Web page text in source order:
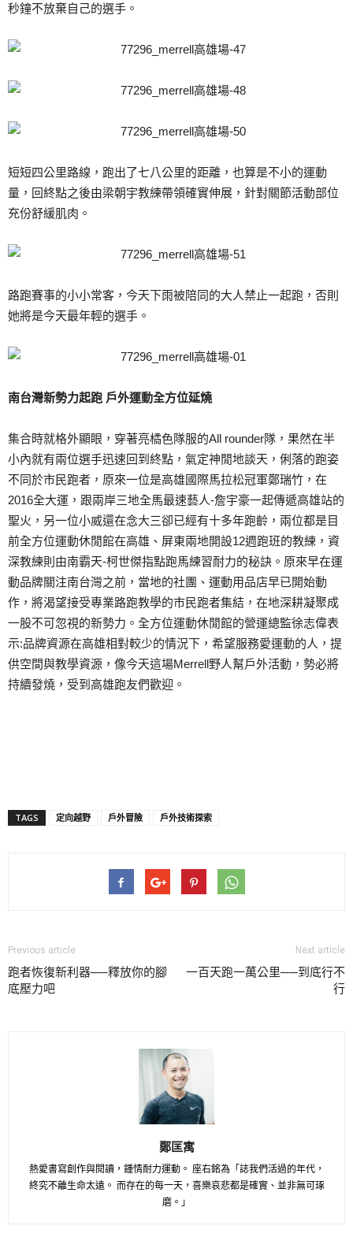
秒鐘不放棄自己的選手。
短短四公里路線，跑出了七八公里的距離，也算是不小的運動
量，回終點之後由梁朝宇教練帶領確實伸展，針對關節活動部位
充份舒緩肌肉。
路跑賽事的小小常客，今天下雨被陪同的大人禁止一起跑，否則
她將是今天最年輕的選手。
南台灣新勢力起跑 戶外運動全方位延燒
集合時就格外顯眼，穿著亮橘色隊服的All rounder隊，果然在半
小內就有兩位選手迅速回到終點，氣定神閒地談天，俐落的跑姿
不同於市民跑者，原來一位是高雄國際馬拉松冠軍鄭瑞竹，在
2016全大運，跟兩岸三地全馬最速藝人-詹宇豪一起傳遞高雄站的
聖火，另一位小威還在念大三卻已經有十多年跑齡，兩位都是目
前全方位運動休閒館在高雄、屏東兩地開設12週跑班的教練，資
深教練則由南霸天-柯世傑指點跑馬練習耐力的秘訣。原來早在運
動品牌關注南台灣之前，當地的社團、運動用品店早已開始動
作，將渴望接受專業路跑教學的市民跑者集結，在地深耕凝聚成
一股不可忽視的新勢力。全方位運動休閒館的營運總監徐志偉表
示:品牌資源在高雄相對較少的情況下，希望服務愛運動的人，提
供空間與教學資源，像今天這場Merrell野人幫戶外活動，勢必將
持續發燒，受到高雄跑友們歡迎。
TAGS 定向越野 戶外冒險 戶外技術探索
Previous article
跑者恢復新利器──釋放你的腳
底壓力吧
Next article
一百天跑一萬公里──到底行不
行
鄭匡寓
熱愛書寫創作與閱讀，鍾情耐力運動。 座右銘為「誌我們活過的年代，
終究不離生命太遠。 而存在的每一天，喜樂哀悲都是確實、並非無可琢
磨。」